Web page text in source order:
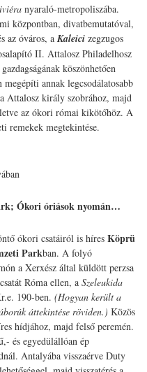
nyaraló-metropoliszába.
központban, divatbemutatóval,
az óváros, a Kaleici zegzugos
II. Attalosz Philadelhosz
köszönhetően
annak legcsodálatosabb
Attalosz király szobrához, majd
az ókori római kikötőhöz. A
remekek megtekintése.
Ókori óriások nyomán…
ókori csatáiról is híres Köprü
Parkban. A folyó
a Xerxész által küldött perzsa
Róma ellen, a Szeleukida
190-ben. (Hogyan került a
áttekintése röviden.) Közös
hídjához, majd felső peremén.
és egyedülállóan ép
Antalyába visszaérve Duty